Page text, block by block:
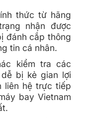
thức từ hãng
nhận được
đánh cắp thông
tin cá nhân.
kiểm tra các
bị kẻ gian lợi
liên hệ trực tiếp
bay Vietnam